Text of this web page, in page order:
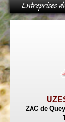
Entreprises
ZAC de